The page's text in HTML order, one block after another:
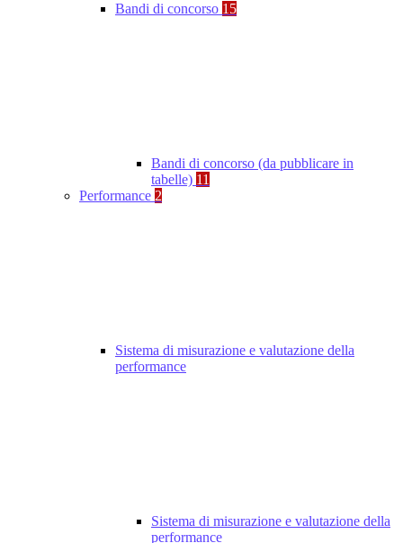
Bandi di concorso 15
Bandi di concorso (da pubblicare in
tabelle) 11
Performance 2
Sistema di misurazione e valutazione della
performance
Sistema di misurazione e valutazione della
performance